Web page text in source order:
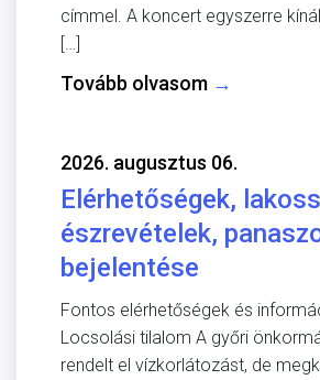
címmel. A koncert egyszerre
[…]
Tovább olvasom →
2026. augusztus 06.
Elérhetőségek,
észrevételek,
bejelentése
Fontos elérhetőségek és
Locsolási tilalom A győri
rendelt el vízkorlátozást, de